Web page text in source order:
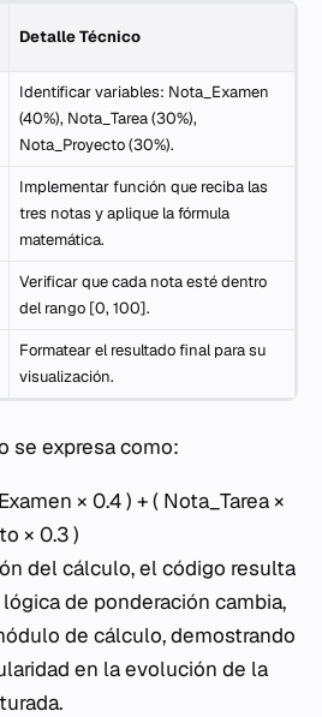
Detalle Técnico
Identificar variables: Nota_Examen
(40%), Nota_Tarea (30%),
Nota_Proyecto (30%).
Implementar función que reciba las
tres notas y aplique la fórmula
matemática.
Verificar que cada nota esté dentro
del rango [0, 100].
Formatear el resultado final para su
visualización.
se expresa como:
× 0.4 ) + ( Nota_Tarea ×
× 0.3 )
del cálculo, el código resulta
de ponderación cambia,
de cálculo, demostrando
en la evolución de la